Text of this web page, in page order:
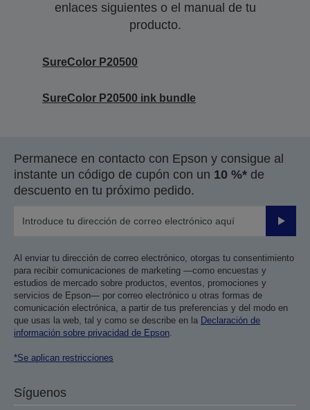
enlaces siguientes o el manual de tu
producto.
SureColor P20500
SureColor P20500 ink bundle
Permanece en contacto con Epson y consigue al
instante un código de cupón con un 10 %* de
descuento en tu próximo pedido.
Enviar
Al enviar tu dirección de correo electrónico, otorgas tu consentimiento
para recibir comunicaciones de marketing —como encuestas y
estudios de mercado sobre productos, eventos, promociones y
servicios de Epson— por correo electrónico u otras formas de
comunicación electrónica, a partir de tus preferencias y del modo en
que usas la web, tal y como se describe en la Declaración de
información sobre privacidad de Epson.
*Se aplican restricciones
Síguenos